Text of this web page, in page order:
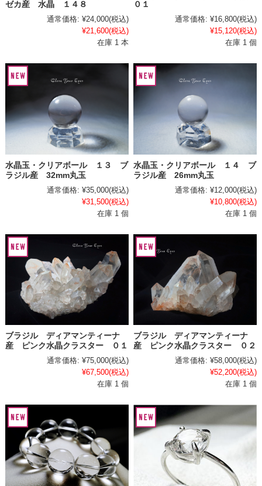
ゼカ産 水晶 １４８
通常価格: ¥24,000(税込)
¥21,600(税込)
在庫 1 本
０１
通常価格: ¥16,800(税込)
¥15,120(税込)
在庫 1 個
水晶玉・クリアボール １３ ブ
ラジル産 32mm丸玉
通常価格: ¥35,000(税込)
¥31,500(税込)
在庫 1 個
水晶玉・クリアボール １４ ブ
ラジル産 26mm丸玉
通常価格: ¥12,000(税込)
¥10,800(税込)
在庫 1 個
ブラジル ディアマンティーナ
産 ピンク水晶クラスター ０１
通常価格: ¥75,000(税込)
¥67,500(税込)
在庫 1 個
ブラジル ディアマンティーナ
産 ピンク水晶クラスター ０２
通常価格: ¥58,000(税込)
¥52,200(税込)
在庫 1 個